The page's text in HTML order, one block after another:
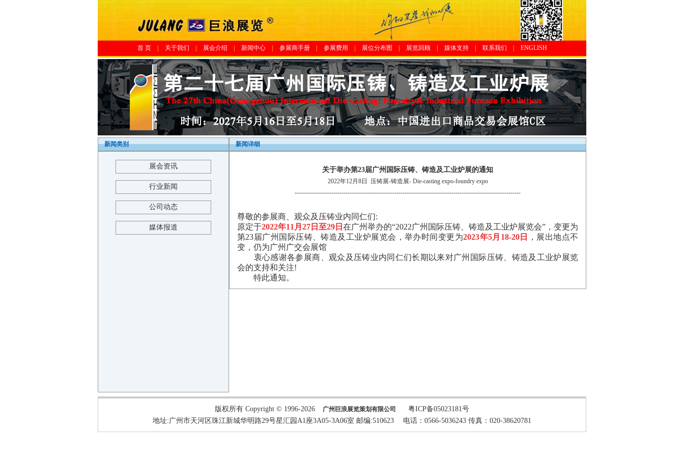
首 页 关于我们 展会介绍 新闻中心 参展商手册| 参展费用 展位分布图 展览回顾 媒体支持| 联系我们 ENGLISH
新闻类别
展会资讯
行业新闻
公司动态
媒体报道
新闻详细
关于举办第23届广州国际压铸、铸造及工业炉展的通知
2022年12月8日
压铸展-铸造展- Die-casting expo-foundry expo
---------------------------------------------------------------------------------------------------------------
尊敬的参展商、观众及压铸业内同仁们:
原定于2022年11月27日至29日 在广州举办的“2022广州国际压铸、铸造及工业炉展览会”，变更为
第23届广州国际压铸、铸造及工业炉展览会，举办时间变更为2023年5月18-20日
，展出地点不
变，仍为广州广交会展馆
衷心感谢各参展商、观众及压铸业内同仁们长期以来对广州国际压铸、铸造及工业炉展览
会的支持和关注!
特此通知。
版权所有 Copyright © 1996-2026 广州巨浪展览策划有限公司 粤ICP备05023181号
地址:广州市天河区珠江新城华明路29号星汇园A1座3A05-3A06室 邮编:510623 电话：0566-5036243 传真：020-38620781